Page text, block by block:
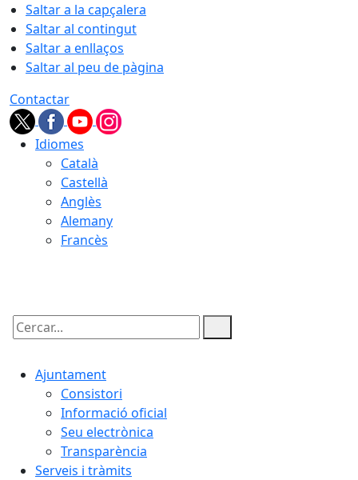
Saltar a la capçalera
Saltar al contingut
Saltar a enllaços
Saltar al peu de pàgina
Contactar
Idiomes
Català
Castellà
Anglès
Alemany
Francès
Cercar:
Ajuntament
Consistori
Informació oficial
Seu electrònica
Transparència
Serveis i tràmits